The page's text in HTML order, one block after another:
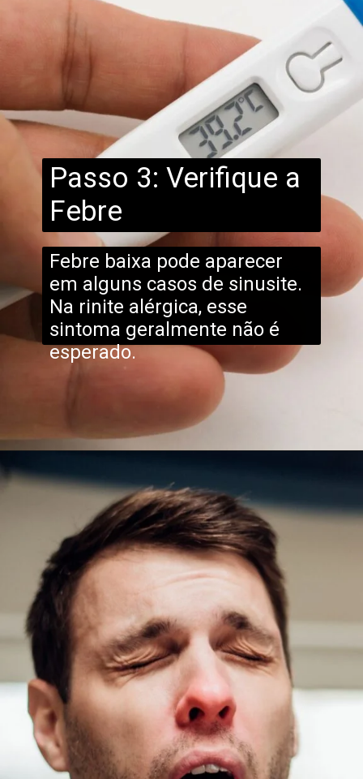
Febre baixa pode aparecer
em alguns casos de sinusite.
Na rinite alérgica, esse
sintoma geralmente não é
esperado.
Passo 3: Verifique a
Febre